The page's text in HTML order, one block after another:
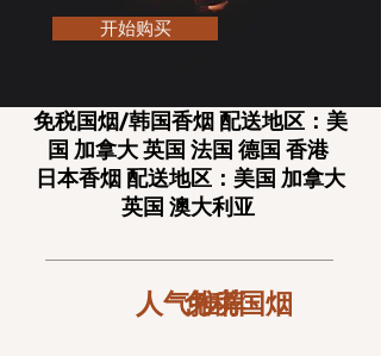
开始购买
免税国烟/韩国香烟 配送地区：美
国 加拿大 英国 法国 德国 香港
日本香烟 配送地区：美国 加拿大
英国 澳大利亚
人气推荐
免税国烟